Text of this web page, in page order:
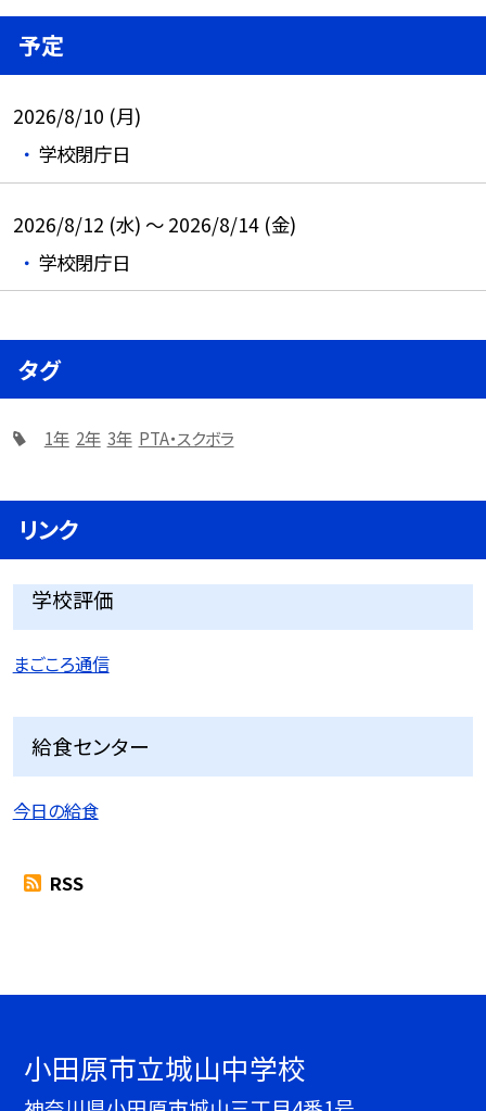
予定
2026/8/10 (月)
学校閉庁日
2026/8/12 (水) ～ 2026/8/14 (金)
学校閉庁日
タグ
1年 2年 3年 PTA・スクボラ
リンク
学校評価
まごころ通信
給食センター
今日の給食
RSS
小田原市立城山中学校